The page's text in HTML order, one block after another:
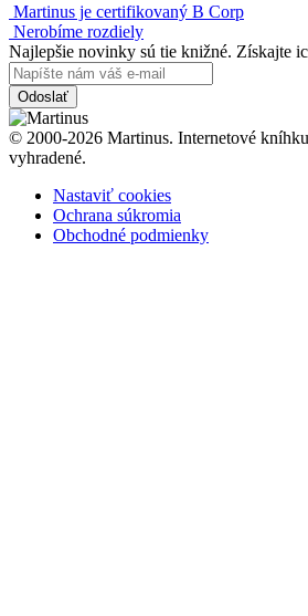
Martinus je certifikovaný B Corp
Nerobíme rozdiely
Najlepšie novinky sú tie knižné. Získajte
Odoslať
© 2000-2026 Martinus. Internetové
vyhradené.
Nastaviť cookies
Ochrana súkromia
Obchodné podmienky